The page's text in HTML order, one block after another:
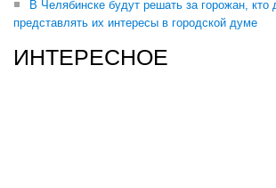
В Челябинске будут решать за горожан, кто
представлять их интересы в городской думе
ИНТЕРЕСНОЕ